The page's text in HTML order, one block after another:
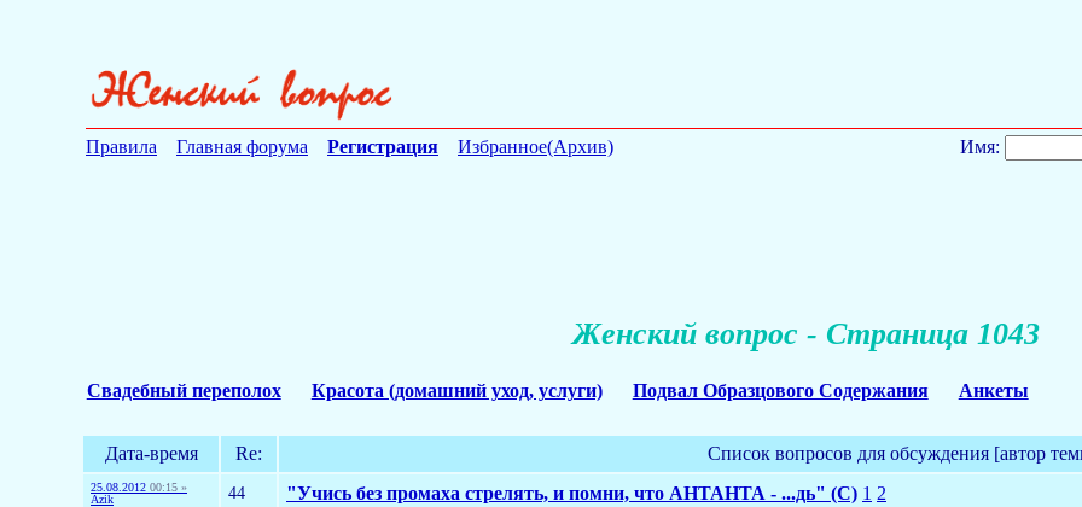
Правила Главная форума Регистрация Избранное(Архив) Имя:
Женский вопрос - Страница 1043
Свадебный переполох Красота (домашний уход, услуги) Подвал Образцового Содержания Анкеты
Дата-время Re: Список вопросов для обсуждения [автор
25.08.2012 00:15 »
Azik
44 "Учись без промаха стрелять, и помни, что АНТАНТА - ...дь" (С) 1 2